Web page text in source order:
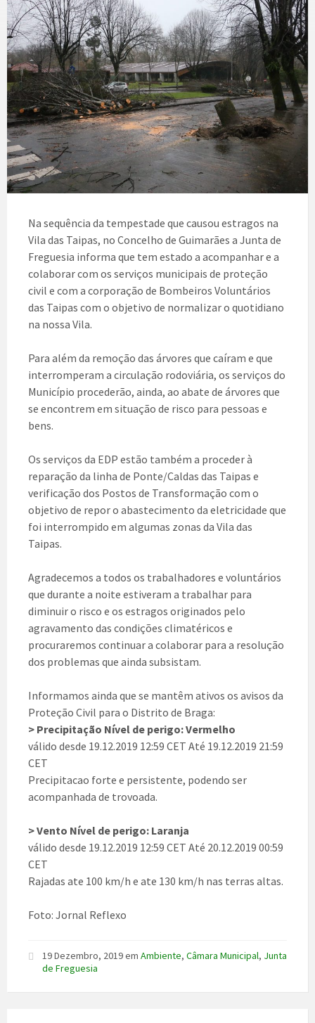
Na sequência da tempestade que causou estragos na
Vila das Taipas, no Concelho de Guimarães a Junta de
Freguesia informa que tem estado a acompanhar e a
colaborar com os serviços municipais de proteção
civil e com a corporação de Bombeiros Voluntários
das Taipas com o objetivo de normalizar o quotidiano
na nossa Vila.
Para além da remoção das árvores que caíram e que
interromperam a circulação rodoviária, os serviços do
Município procederão, ainda, ao abate de árvores que
se encontrem em situação de risco para pessoas e
bens.
Os serviços da EDP estão também a proceder à
reparação da linha de Ponte/Caldas das Taipas e
verificação dos Postos de Transformação com o
objetivo de repor o abastecimento da eletricidade que
foi interrompido em algumas zonas da Vila das
Taipas.
Agradecemos a todos os trabalhadores e voluntários
que durante a noite estiveram a trabalhar para
diminuir o risco e os estragos originados pelo
agravamento das condições climatéricos e
procuraremos continuar a colaborar para a resolução
dos problemas que ainda subsistam.
Informamos ainda que se mantêm ativos os avisos da
Proteção Civil para o Distrito de Braga:
> Precipitação Nível de perigo: Vermelho
válido desde 19.12.2019 12:59 CET Até 19.12.2019 21:59
CET
Precipitacao forte e persistente, podendo ser
acompanhada de trovoada.
> Vento Nível de perigo: Laranja
válido desde 19.12.2019 12:59 CET Até 20.12.2019 00:59
CET
Rajadas ate 100 km/h e ate 130 km/h nas terras altas.
Foto: Jornal Reflexo
19 Dezembro, 2019em Ambiente, Câmara Municipal, Junta
de Freguesia